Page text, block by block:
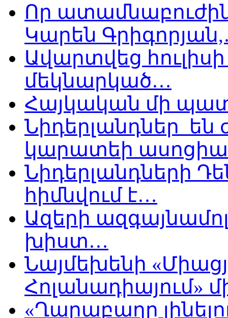
Որ
Կարեն
Ավարտվեց
մեկնարկած…
Հայկական մի
Նիդերլանդներ
կարատեի
Նիդերլանդների
հիմնվում է…
Ազերի
խիստ…
Նայմեխենի
Հոլանադիայում»
«Ղարաբաղը